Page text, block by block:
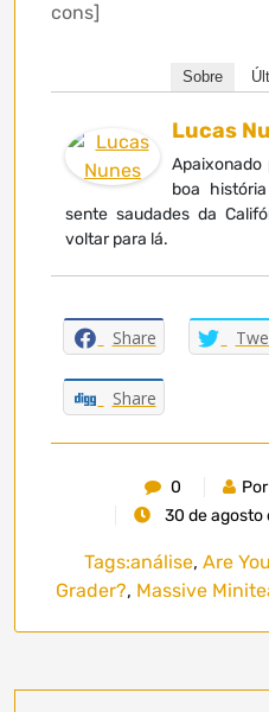
cons]
Sobre
Lucas
Apaixonado
boa
sente saudades da
voltar para lá.
Share
Share
0
30 de agosto
Tags:análise, Are
Grader?, Massive